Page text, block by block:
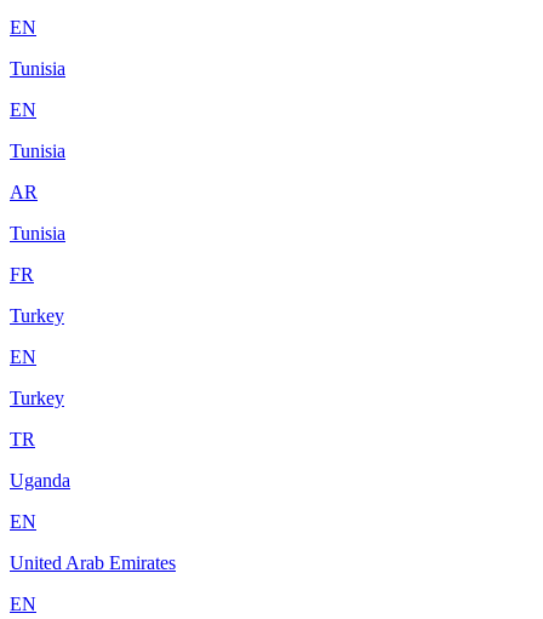
EN
Tunisia
EN
Tunisia
AR
Tunisia
FR
Turkey
EN
Turkey
TR
Uganda
EN
United Arab Emirates
EN